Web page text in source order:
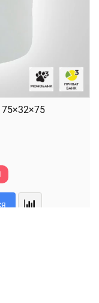
75×32×75